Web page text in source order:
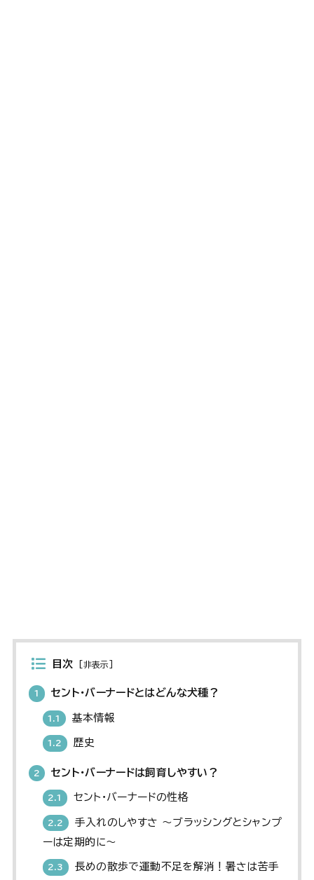
目次 非表示
1 セント・バーナードとはどんな犬種？
1.1 基本情報
1.2 歴史
2 セント・バーナードは飼育しやすい？
2.1 セント・バーナードの性格
2.2
手入れのしやすさ 〜ブラッシングとシャンプ
ーは定期的に〜
2.3
長めの散歩で運動不足を解消！暑さは苦手